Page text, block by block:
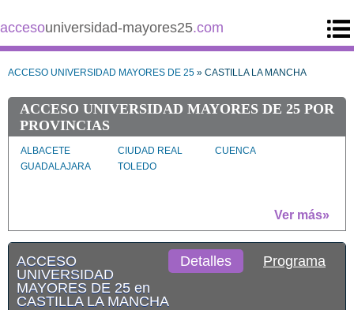
accesouniversidad-mayores25.com
ACCESO UNIVERSIDAD MAYORES DE 25 » CASTILLA LA MANCHA
ACCESO UNIVERSIDAD MAYORES DE 25 POR
PROVINCIAS
ALBACETE CIUDAD REAL
CUENCA
GUADALAJARA
TOLEDO
Ver más»
Detalles Programa
ACCESO
UNIVERSIDAD
MAYORES DE 25 en
CASTILLA LA MANCHA